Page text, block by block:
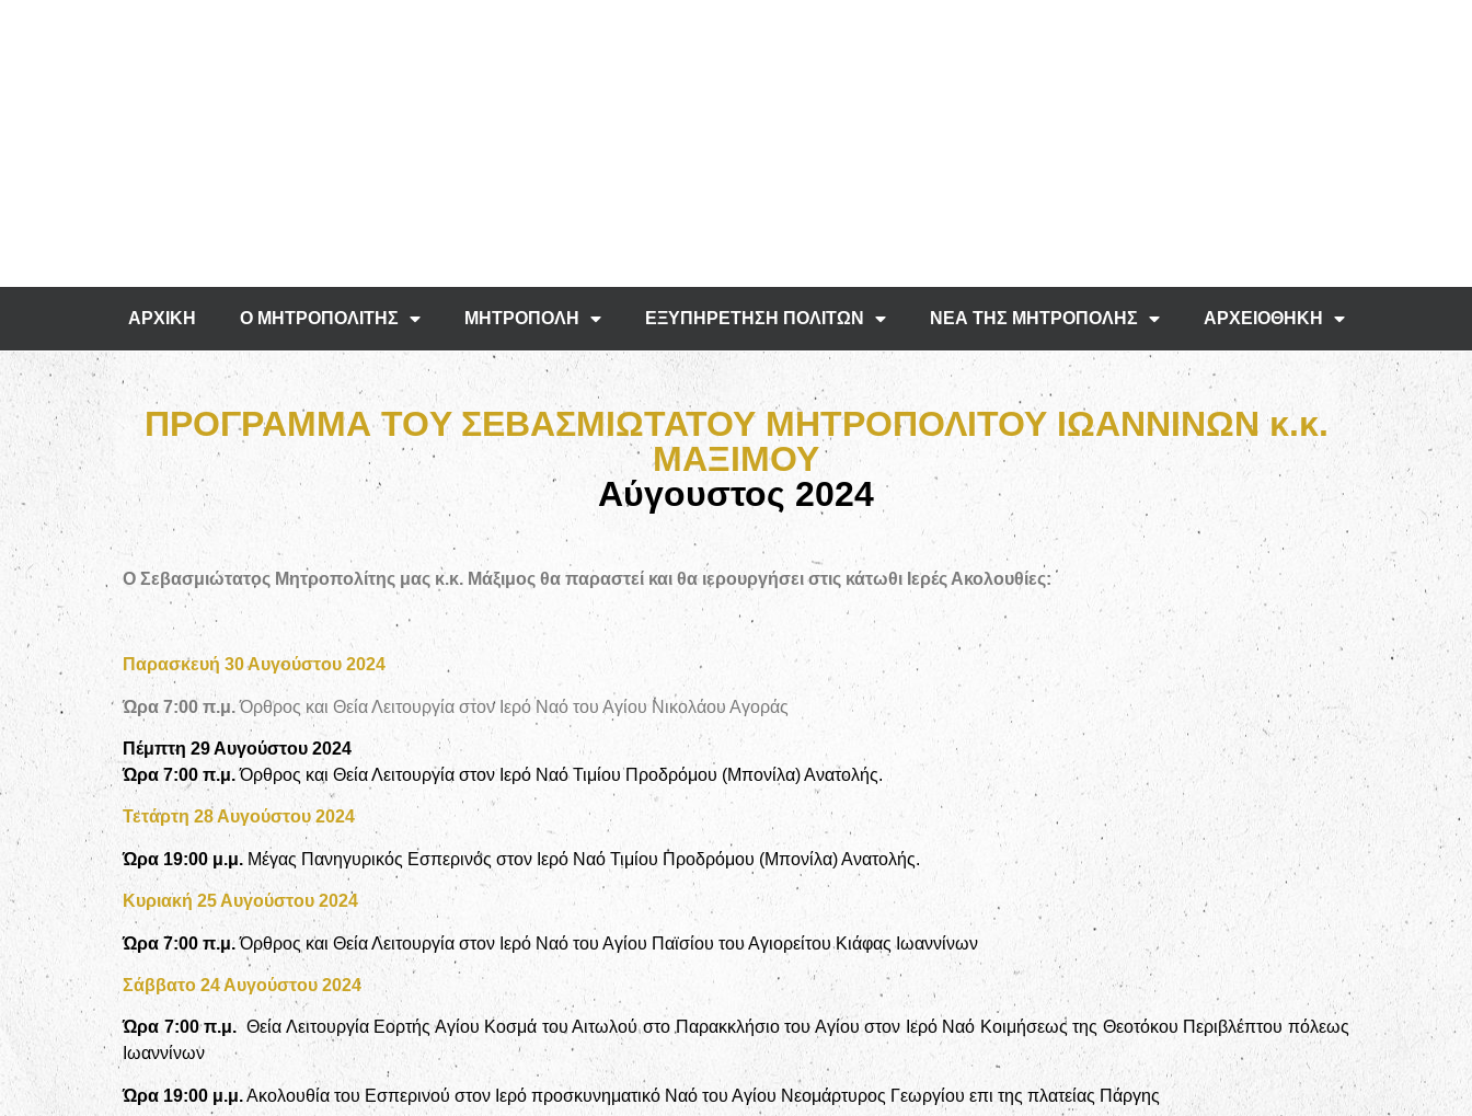
ΑΡΧΙΚΗ Ο ΜΗΤΡΟΠΟΛΙΤΗΣ ΜΗΤΡΟΠΟΛΗ ΕΞΥΠΗΡΕΤΗΣΗ ΠΟΛΙΤΩΝ ΝΕΑ ΤΗΣ ΜΗΤΡΟΠΟΛΗΣ ΑΡΧΕΙΟΘΗΚΗ
ΠΡΟΓΡΑΜΜΑ TOY ΣΕΒΑΣΜΙΩΤΑΤΟΥ ΜΗΤΡΟΠΟΛΙΤΟΥ ΙΩΑΝΝΙΝΩΝ κ.κ.
ΜΑΞΙΜΟΥ
Αύγουστος 2024
Ο Σεβασμιώτατος Μητροπολίτης μας κ.κ. Μάξιμος θα παραστεί και θα ιερουργήσει στις κάτωθι Ιερές Ακολουθίες:
Παρασκευή 30 Αυγούστου 2024
Ώρα 7:00 π.μ.Όρθρος και Θεία Λειτουργία στον Ιερό Ναό του Αγίου Νικολάου Αγοράς
Πέμπτη 29 Αυγούστου 2024
Ώρα 7:00 π.μ.Όρθρος και Θεία Λειτουργία στον Ιερό Ναό Τιμίου Προδρόμου (Μπονίλα) Ανατολής.
Τετάρτη 28 Αυγούστου 2024
Ώρα 19:00 μ.μ. Μέγας Πανηγυρικός Εσπερινός στον Ιερό Ναό Τιμίου Προδρόμου (Μπονίλα) Ανατολής.
Κυριακή 25 Αυγούστου 2024
Ώρα 7:00 π.μ.Όρθρος και Θεία Λειτουργία στον Ιερό Ναό του Αγίου Παϊσίου του Αγιορείτου Κιάφας Ιωαννίνων
Σάββατο 24 Αυγούστου 2024
Ώρα 7:00 π.μ.Θεία Λειτουργία Εορτής Αγίου Κοσμά του Αιτωλού στο Παρακκλήσιο του Αγίου στον Ιερό Ναό Κοιμήσεως της Θεοτόκου Περιβλέπτου πόλεως
Ιωαννίνων
Ώρα 19:00 μ.μ.Ακολουθία του Εσπερινού στον Ιερό προσκυνηματικό Ναό του Αγίου Νεομάρτυρος Γεωργίου επι της πλατείας Πάργης